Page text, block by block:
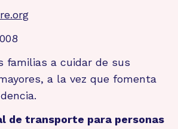
familias a cuidar de sus
a la vez que fomenta
de transporte para personas